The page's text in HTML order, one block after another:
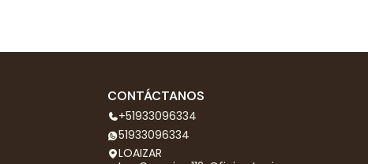
CONTÁCTANOS
+51933096334
51933096334
LOAIZAR